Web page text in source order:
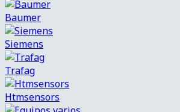
Baumer
Siemens
Trafag
Htmsensors